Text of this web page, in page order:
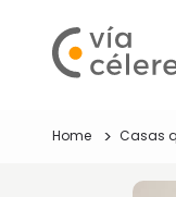
Home Casas